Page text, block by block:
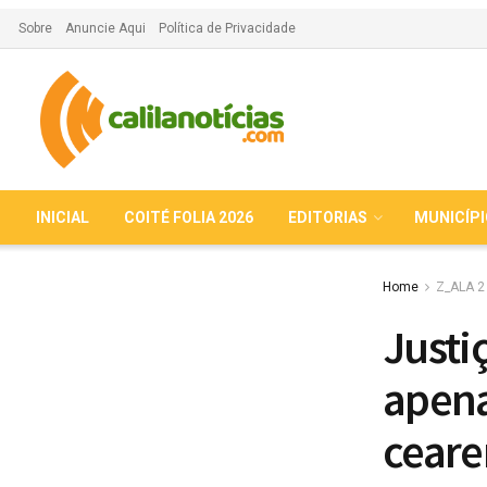
Sobre Anuncie Aqui Política de Privacidade
INICIAL COITÉ FOLIA 2026 EDITORIAS
Home Z_ALA 2